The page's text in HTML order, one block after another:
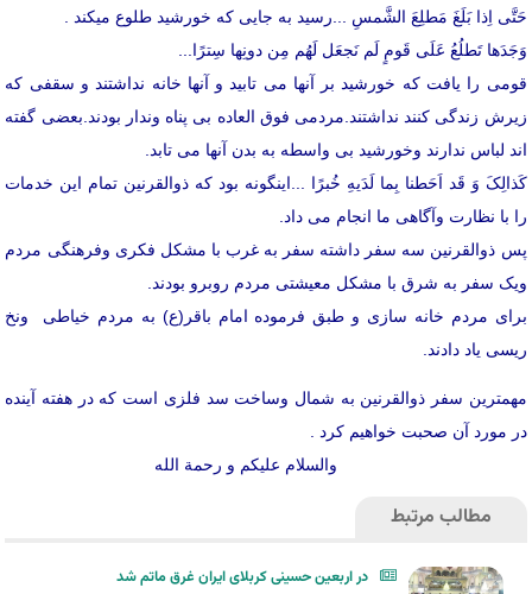
حَتَّی اِذا بَلَغَ مَطلِعَ الشَّمسِ ...رسید به جایی که خورشید طلوع میکند .
وَجَدَها تَطلُعُ عَلَی قَومٍ لَم نَجعَل لَهُم مِن دونِها سِترًا...
قومی را یافت که خورشید بر آنها می تابید و آنها خانه نداشتند و سقفی که
زیرش زندگی کنند نداشتند.مردمی فوق العاده بی پناه وندار بودند.بعضی گفته
اند لباس ندارند وخورشید بی واسطه به بدن آنها می تابد.
کَذالِکَ وَ قَد اَحَطنا بِما لَدَیهِ خُبرًا ...اینگونه بود که ذوالقرنین تمام این خدمات
را با نظارت وآگاهی ما انجام می داد.
پس ذوالقرنین سه سفر داشته سفر به غرب با مشکل فکری وفرهنگی مردم
ویک سفر به شرق با مشکل معیشتی مردم روبرو بودند.
برای مردم خانه سازی و طبق فرموده امام باقر(ع) به مردم خیاطی ونخ
ریسی یاد دادند.
مهمترین سفر ذوالقرنین به شمال وساخت سد فلزی است که در هفته آینده
در مورد آن صحبت خواهیم کرد .
والسلام علیکم و رحمة الله
مطالب مرتبط
در اربعین حسینی کربلای ایران غرق ماتم شد